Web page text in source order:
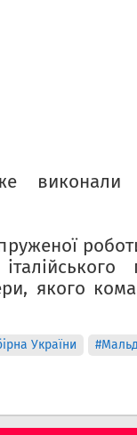
виконали
якого
України